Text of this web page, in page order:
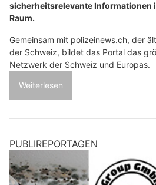
sicherheitsrelevante Informationen
Raum.
Gemeinsam mit polizeinews.ch, der
der Schweiz, bildet das Portal das
Netzwerk der Schweiz und Europas.
Weiterlesen
PUBLIREPORTAGEN